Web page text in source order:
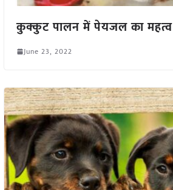
कुक्कुट पालन में पेयजल का महत्व
June 23, 2022